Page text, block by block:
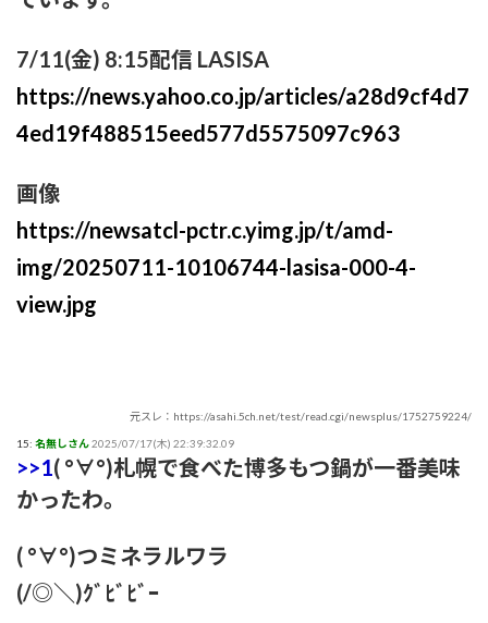
7/11(金) 8:15配信 LASISA
https://news.yahoo.co.jp/articles/a28d9cf4d7
4ed19f488515eed577d5575097c963
画像
https://newsatcl-pctr.c.yimg.jp/t/amd-
img/20250711-10106744-lasisa-000-4-
view.jpg
元スレ：https://asahi.5ch.net/test/read.cgi/newsplus/1752759224/
15: 名無しさん2025/07/17(木) 22:39:32.09
>>1( °∀°)札幌で食べた博多もつ鍋が一番美味
かったわ。
( °∀°)つミネラルワラ
(/◎＼)ｸﾞﾋﾞﾋﾞｰ